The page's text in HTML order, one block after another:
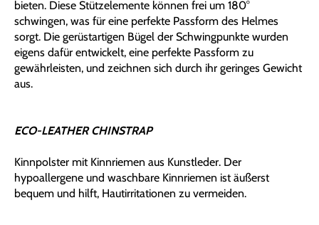
bieten. Diese Stützelemente können frei um 180°
schwingen, was für eine perfekte Passform des Helmes
sorgt. Die gerüstartigen Bügel der Schwingpunkte wurden
eigens dafür entwickelt, eine perfekte Passform zu
gewährleisten, und zeichnen sich durch ihr geringes Gewicht
aus.
ECO-LEATHER CHINSTRAP
Kinnpolster mit Kinnriemen aus Kunstleder. Der
hypoallergene und waschbare Kinnriemen ist äußerst
bequem und hilft, Hautirritationen zu vermeiden.